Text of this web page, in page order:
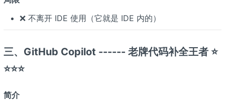
❌ 不离开 IDE 使用（它就是 IDE 内的）
三、GitHub Copilot ------ 老牌代码补全王者 ⭐
⭐⭐⭐
简介